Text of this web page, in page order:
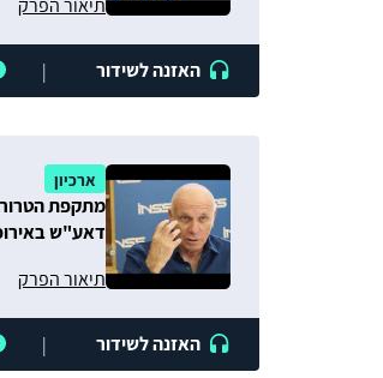
תיאור הפרק
האזנה לשידור |
ארכיון
מתקפת הטרור
דאע"ש
תיאור הפרק
האזנה לשידור |